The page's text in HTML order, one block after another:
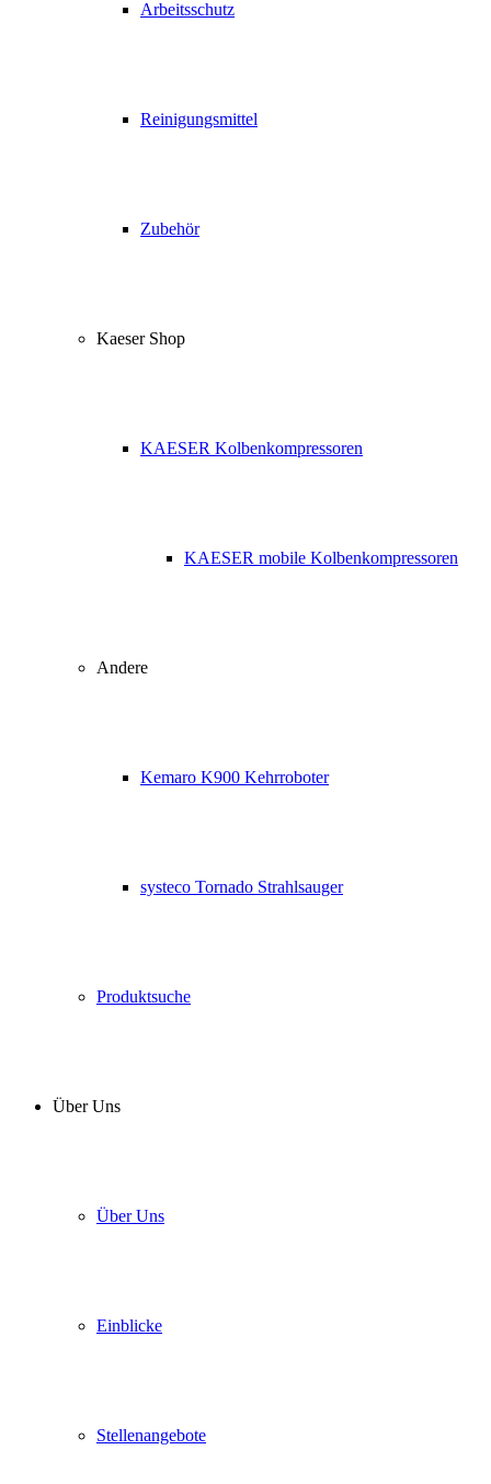
Arbeitsschutz
Reinigungsmittel
Zubehör
Kaeser Shop
KAESER Kolbenkompressoren
KAESER mobile Kolbenkompressoren
Andere
Kemaro K900 Kehrroboter
systeco Tornado Strahlsauger
Produktsuche
Über Uns
Über Uns
Einblicke
Stellenangebote